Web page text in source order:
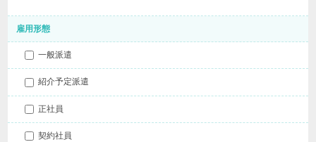
雇用形態
一般派遣
紹介予定派遣
正社員
契約社員